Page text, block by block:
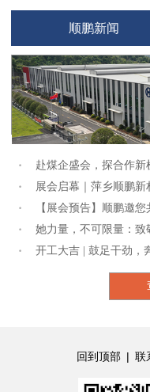
顺鹏新闻
赴煤企盛会，探合作
展会启幕｜萍乡顺鹏新
【展会预告】顺鹏邀
她力量，不可限量：
开工大吉 | 鼓足干劲，
回到顶部 | 联